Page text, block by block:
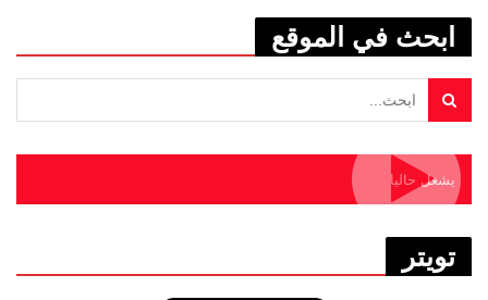
ابحث في الموقع
يشغل حاليا
تويتر